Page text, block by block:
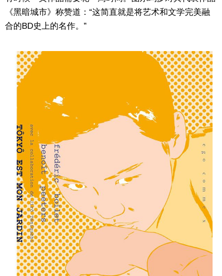
《黑暗城市》称赞道：“这简直就是将艺术和文学完美融
合的BD史上的名作。”